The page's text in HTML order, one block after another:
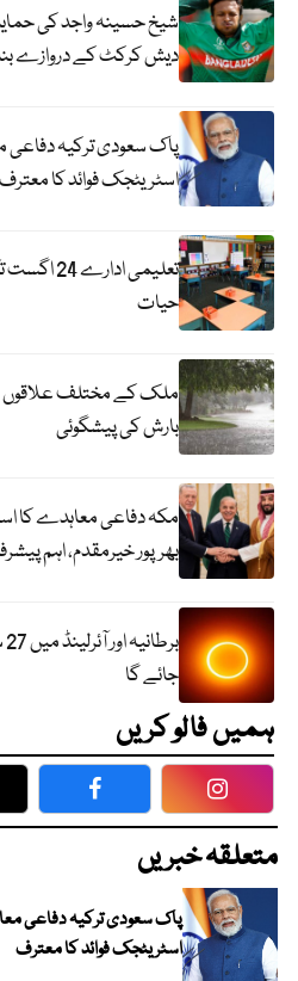
شیخ حسینہ واجد کی
دیش کرکٹ کے دروازے
پاک سعودی ترکیہ دفاعی
اسٹریٹجک فوائد کا معترف
تعلیمی
حیات
ملک کے مختلف
بارش کی پیشگوئی
مکہ دفاعی معاہدے کا
بھرپور خیرمقدم، اہم
جائے گا
ہمیں فالو کریں
Facebook
متعلقہ خبریں
پاک سعودی ترکیہ دفاعی
اسٹریٹجک فوائد کا معترف